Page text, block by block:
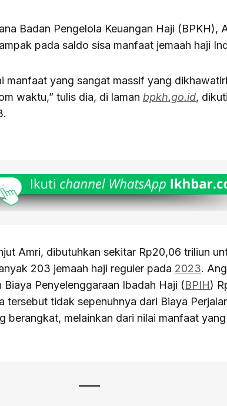
Badan Pengelola Keuangan Haji (BPKH),
pada saldo sisa manfaat jemaah haji
manfaat yang sangat massif yang
waktu,” tulis dia, di laman bpkh.go.id,
Amri, dibutuhkan sekitar Rp20,06 triliun
203 jemaah haji reguler pada 2023.
Penyelenggaraan Ibadah Haji (BPIH)
tersebut tidak sepenuhnya dari Biaya
berangkat, melainkan dari nilai manfaat